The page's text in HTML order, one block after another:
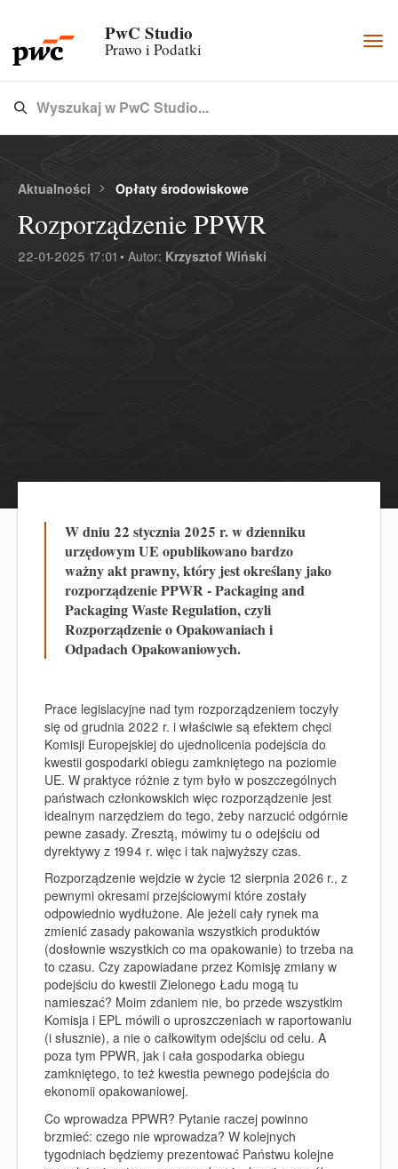
PwC Studio
Prawo i Podatki
Type 3 or more characters for results.
Wyszukaj w PwC Studio...
Aktualności Opłaty środowiskowe
Rozporządzenie PPWR
22-01-2025 17:01 • Autor: Krzysztof Wiński
W dniu 22 stycznia 2025 r. w dzienniku
urzędowym UE opublikowano bardzo
ważny akt prawny, który jest określany jako
rozporządzenie PPWR - Packaging and
Packaging Waste Regulation, czyli
Rozporządzenie o Opakowaniach i
Odpadach Opakowaniowych.
Prace legislacyjne nad tym rozporządzeniem toczyły
się od grudnia 2022 r. i właściwie są efektem chęci
Komisji Europejskiej do ujednolicenia podejścia do
kwestii gospodarki obiegu zamkniętego na poziomie
UE. W praktyce różnie z tym było w poszczególnych
państwach członkowskich więc rozporządzenie jest
idealnym narzędziem do tego, żeby narzucić odgórnie
pewne zasady. Zresztą, mówimy tu o odejściu od
dyrektywy z 1994 r. więc i tak najwyższy czas.
Rozporządzenie wejdzie w życie 12 sierpnia 2026 r., z
pewnymi okresami przejściowymi które zostały
odpowiednio wydłużone. Ale jeżeli cały rynek ma
zmienić zasady pakowania wszystkich produktów
(dosłownie wszystkich co ma opakowanie) to trzeba na
to czasu. Czy zapowiadane przez Komisję zmiany w
podejściu do kwestii Zielonego Ładu mogą tu
namieszać? Moim zdaniem nie, bo przede wszystkim
Komisja i EPL mówili o uproszczeniach w raportowaniu
(i słusznie), a nie o całkowitym odejściu od celu. A
poza tym PPWR, jak i cała gospodarka obiegu
zamkniętego, to też kwestia pewnego podejścia do
ekonomii opakowaniowej.
Co wprowadza PPWR? Pytanie raczej powinno
brzmieć: czego nie wprowadza? W kolejnych
tygodniach będziemy prezentować Państwu kolejne